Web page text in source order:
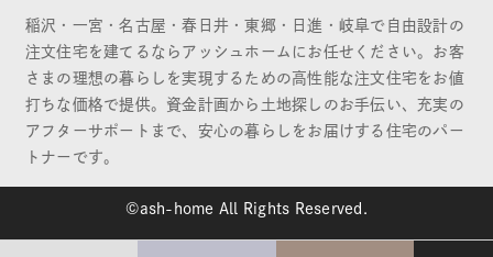
稲沢・一宮・名古屋・春日井・東郷・日進・岐阜で自由設計の
注文住宅を建てるならアッシュホームにお任せください。お客
さまの理想の暮らしを実現するための高性能な注文住宅をお値
打ちな価格で提供。資金計画から土地探しのお手伝い、充実の
アフターサポートまで、安心の暮らしをお届けする住宅のパー
トナーです。
©ash-home All Rights Reserved.